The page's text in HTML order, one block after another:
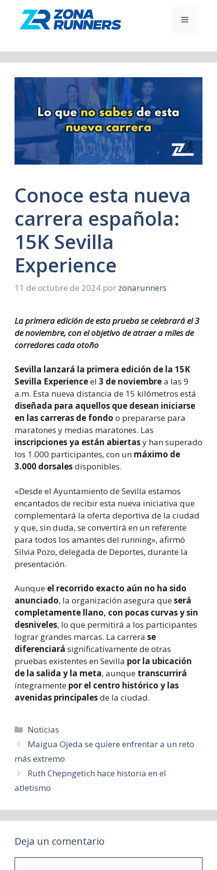
contenido
MENÚ
Conoce esta nueva
carrera española:
15K Sevilla
Experience
11 de octubre de 2024 por zonarunners
La primera edición de esta prueba se celebrará el 3
de noviembre, con el objetivo de atraer a miles de
corredores cada otoño
Sevilla lanzará la primera edición de la 15K
Sevilla Experienceel 3 de noviembrea las 9
a.m. Esta nueva distancia de 15 kilómetros está
diseñada para aquellos que desean iniciarse
en las carreras de fondo o prepararse para
maratones y medias maratones. Las
inscripciones ya están abiertasy han superado
los 1.000 participantes, con un máximo de
3.000 dorsalesdisponibles.
«Desde el Ayuntamiento de Sevilla estamos
encantados de recibir esta nueva iniciativa que
complementará la oferta deportiva de la ciudad
y que, sin duda, se convertirá en un referente
para todos los amantes del running», afirmó
Silvia Pozo, delegada de Deportes, durante la
presentación.
Aunque el recorrido exacto aún no ha sido
anunciado, la organización asegura queserá
completamente llano, con pocas curvas y sin
desniveles, lo que permitirá a los participantes
lograr grandes marcas. La carrera se
diferenciará significativamente de otras
pruebas existentes en Sevilla por la ubicación
de la salida y la meta, aunque transcurrirá
íntegramente por el centro histórico y las
avenidas principalesde la ciudad.
Categorías
Noticias
Maigua Ojeda se quiere enfrentar a un reto
más extremo
Ruth Chepngetich hace historia en el
atletismo
Deja un comentario